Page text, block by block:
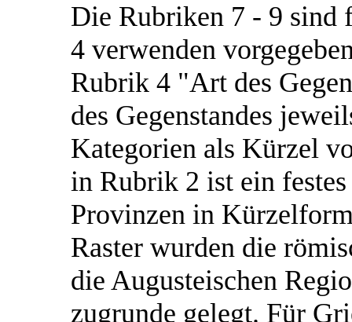
Die Rubriken 7 - 9 sind
4 verwenden
Rubrik 4 "Art des
des Gegenstandes
Kategorien als Kürzel
in Rubrik 2 ist ein
Provinzen in
Raster wurden die
die Augusteischen
zugrunde gelegt. Für